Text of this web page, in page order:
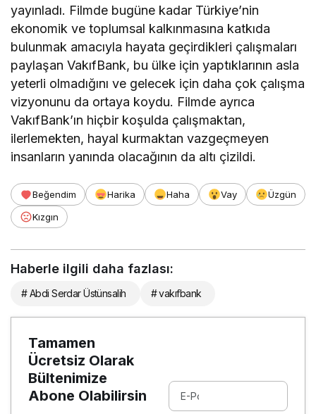
yayınladı. Filmde bugüne kadar Türkiye’nin
ekonomik ve toplumsal kalkınmasına katkıda
bulunmak amacıyla hayata geçirdikleri çalışmaları
paylaşan VakıfBank, bu ülke için yaptıklarının asla
yeterli olmadığını ve gelecek için daha çok çalışma
vizyonunu da ortaya koydu. Filmde ayrıca
VakıfBank’ın hiçbir koşulda çalışmaktan,
ilerlemekten, hayal kurmaktan vazgeçmeyen
insanların yanında olacağının da altı çizildi.
Beğendim Harika Haha Vay
Üzgün
Kızgın
Haberle ilgili daha fazlası:
# Abdi Serdar Üstünsalih # vakıfbank
Tamamen
Ücretsiz Olarak
Bültenimize
Abone Olabilirsin